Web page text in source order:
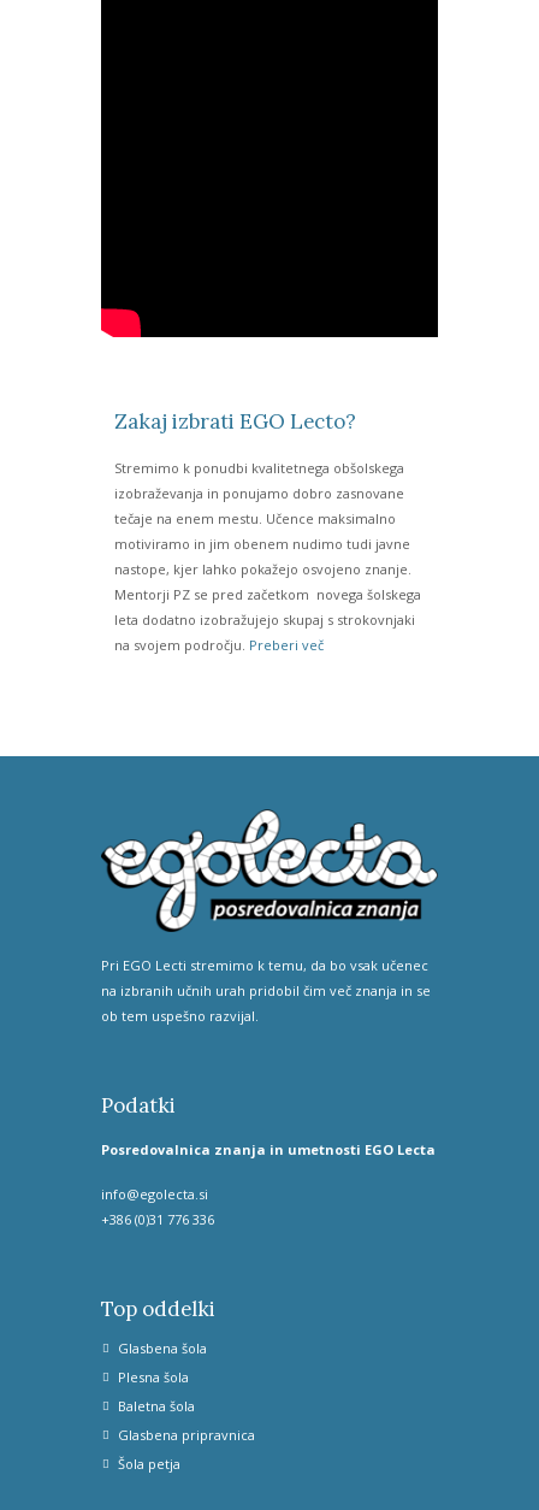
Zakaj izbrati EGO Lecto?
Stremimo k ponudbi kvalitetnega obšolskega
izobraževanja in ponujamo dobro zasnovane
tečaje na enem mestu. Učence maksimalno
motiviramo in jim obenem nudimo tudi javne
nastope, kjer lahko pokažejo osvojeno znanje.
Mentorji PZ se pred začetkom novega šolskega
leta dodatno izobražujejo skupaj s strokovnjaki
na svojem področju. Preberi več
Pri EGO Lecti stremimo k temu, da bo vsak učenec
na izbranih učnih urah pridobil čim več znanja in se
ob tem uspešno razvijal.
Podatki
Posredovalnica znanja in umetnosti EGO Lecta
info@egolecta.si
+386 (0)31 776 336
Top oddelki
Glasbena šola
Plesna šola
Baletna šola
Glasbena pripravnica
Šola petja